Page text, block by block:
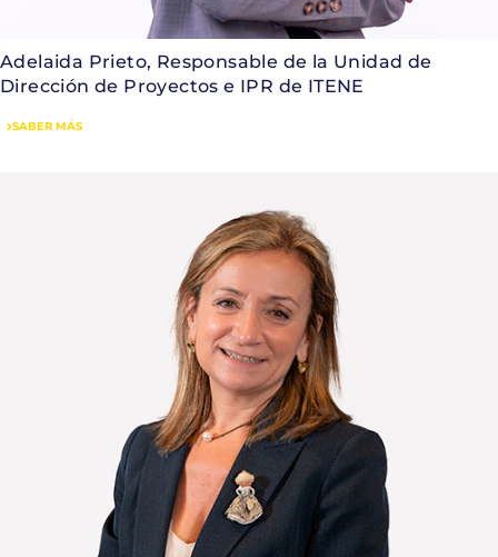
Adelaida Prieto, Responsable de la Unidad de
Dirección de Proyectos e IPR de ITENE
SABER MÁS